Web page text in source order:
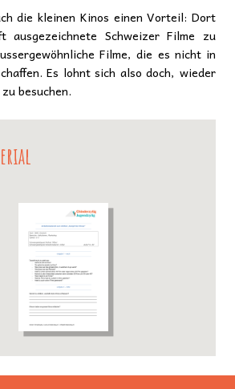
die kleinen Kinos einen Vorteil: Dort
Schweizer Filme zu
Filme, die es nicht in
Es lohnt sich also doch, wieder
besuchen.